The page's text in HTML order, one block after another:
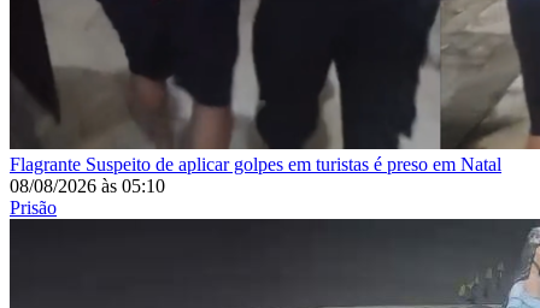
Flagrante Suspeito de aplicar golpes em turistas é preso em Natal
08/08/2026 às 05:10
Prisão